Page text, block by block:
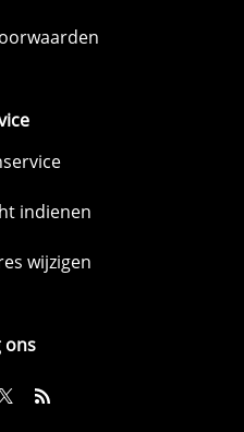
indienen
wijzigen
ons